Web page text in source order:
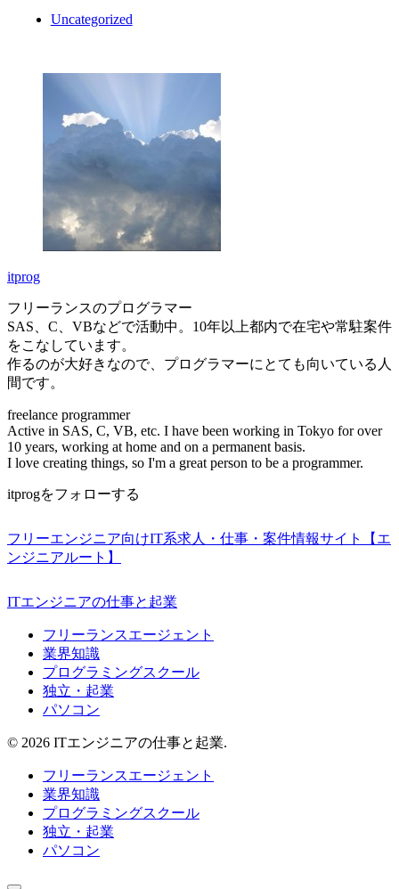
Uncategorized
itprog
フリーランスのプログラマー
SAS、C、VBなどで活動中。10年以上都内で在宅や常駐案件
をこなしています。
作るのが大好きなので、プログラマーにとても向いている人
間です。
freelance programmer
Active in SAS, C, VB, etc. I have been working in Tokyo for over
10 years, working at home and on a permanent basis.
I love creating things, so I'm a great person to be a programmer.
itprogをフォローする
フリーエンジニア向けIT系求人・仕事・案件情報サイト【エ
ンジニアルート】
ITエンジニアの仕事と起業
フリーランスエージェント
業界知識
プログラミングスクール
独立・起業
パソコン
© 2026 ITエンジニアの仕事と起業.
フリーランスエージェント
業界知識
プログラミングスクール
独立・起業
パソコン